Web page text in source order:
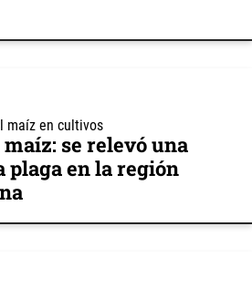
maíz: se relevó una
plaga en la región